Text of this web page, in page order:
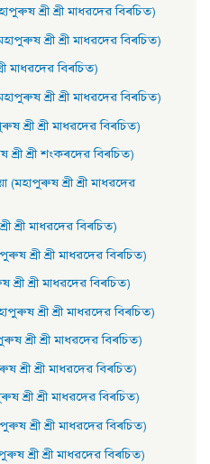
শ্ৰী শ্ৰী মাধৱদেৱ বিৰচিত)
শ্ৰী শ্ৰী মাধৱদেৱ বিৰচিত)
মাধৱদেৱ বিৰচিত)
শ্ৰী শ্ৰী মাধৱদেৱ বিৰচিত)
শ্ৰী শ্ৰী মাধৱদেৱ বিৰচিত)
শ্ৰী শংকৰদেৱ বিৰচিত)
(মহাপুৰুষ শ্ৰী শ্ৰী মাধৱদেৱ
শ্ৰী মাধৱদেৱ বিৰচিত)
শ্ৰী শ্ৰী মাধৱদেৱ বিৰচিত)
শ্ৰী মাধৱদেৱ বিৰচিত)
শ্ৰী শ্ৰী মাধৱদেৱ বিৰচিত)
শ্ৰী শ্ৰী মাধৱদেৱ বিৰচিত)
শ্ৰী শ্ৰী মাধৱদেৱ বিৰচিত)
শ্ৰী শ্ৰী মাধৱদেৱ বিৰচিত)
শ্ৰী শ্ৰী মাধৱদেৱ বিৰচিত)
শ্ৰী শ্ৰী মাধৱদেৱ বিৰচিত)